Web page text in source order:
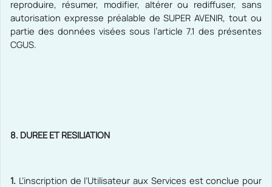
reproduire, résumer, modifier, altérer ou rediffuser, sans
autorisation expresse préalable de SUPER AVENIR, tout ou
partie des données visées sous l’article 7.1 des présentes
CGUS.
8. DUREE ET RESILIATION
1. L’inscription de l’Utilisateur aux Services est conclue pour